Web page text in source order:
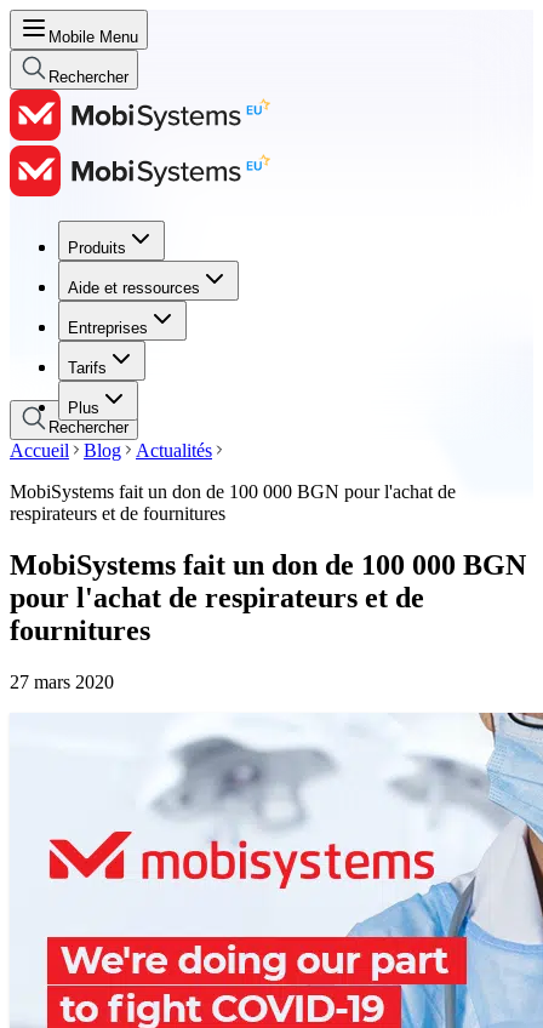
Mobile Menu
Rechercher
Produits
Aide et ressources
Entreprises
Tarifs
Plus
Produits
Aide et ressources
Entreprises
Tarifs
Rechercher
Accueil Blog
Actualités
MobiSystems fait un don de 100 000 BGN pour l'achat de
respirateurs et de fournitures
MobiSystems fait un don de 100 000 BGN
pour l'achat de respirateurs et de
fournitures
27 mars 2020